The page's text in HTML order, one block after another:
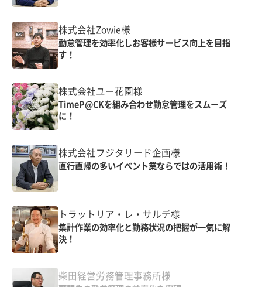
株式会社Zowie様
勤怠管理を効率化しお客様サービス向上を目指
す！
株式会社ユー花園様
TimeP@CKを組み合わせ勤怠管理をスムーズ
に！
株式会社フジタリード企画様
直行直帰の多いイベント業ならではの活用術！
トラットリア・レ・サルデ様
集計作業の効率化と勤務状況の把握が一気に解
決！
柴田経営労務管理事務所様